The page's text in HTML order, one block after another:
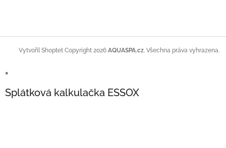
Vytvořil Shoptet Copyright 2026 AQUASPA.cz. Všechna práva vyhrazena.
×
Splátková kalkulačka ESSOX